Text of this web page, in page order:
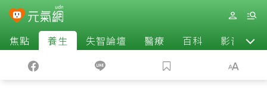
焦點 養生 失智論壇 醫療 百科 影音